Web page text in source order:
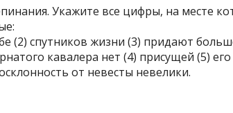
Укажите все цифры, на месте
(2) спутников жизни (3) придают
кавалера нет (4) присущей (5)
от невесты невелики.